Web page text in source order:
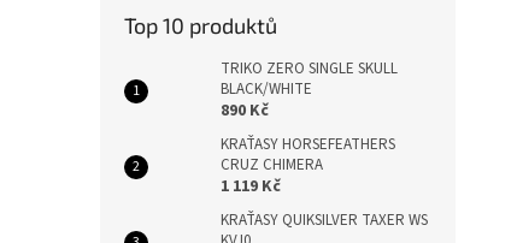
Top 10 produktů
TRIKO ZERO SINGLE SKULL
BLACK/WHITE
890 Kč
KRAŤASY HORSEFEATHERS
CRUZ CHIMERA
1 119 Kč
KRAŤASY QUIKSILVER TAXER WS